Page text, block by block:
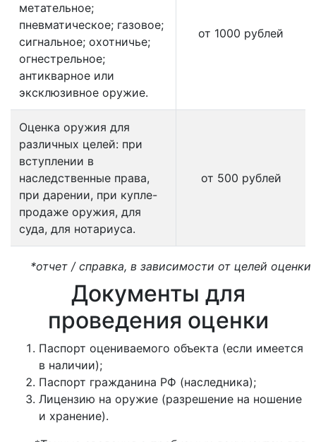
метательное;
пневматическое; газовое;
сигнальное; охотничье;
огнестрельное;
антикварное или
эксклюзивное оружие.
от 1000 рублей
Оценка оружия для
различных целей: при
вступлении в
наследственные права,
при дарении, при купле-
продаже оружия, для
суда, для нотариуса.
от 500 рублей
*отчет / справка, в зависимости от целей оценки
Документы для
проведения оценки
Паспорт оцениваемого объекта (если имеется
в наличии);
Паспорт гражданина РФ (наследника);
Лицензию на оружие (разрешение на ношение
и хранение).